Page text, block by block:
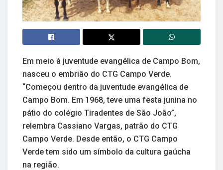
Em meio à juventude evangélica de Campo Bom,
nasceu o embrião do CTG Campo Verde.
“Começou dentro da juventude evangélica de
Campo Bom. Em 1968, teve uma festa junina no
pátio do colégio Tiradentes de São João”,
relembra Cassiano Vargas, patrão do CTG
Campo Verde. Desde então, o CTG Campo
Verde tem sido um símbolo da cultura gaúcha
na região.